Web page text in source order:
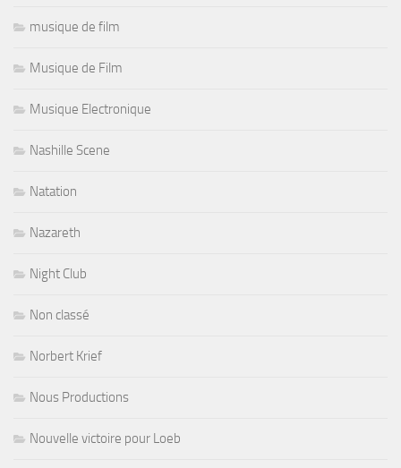
musique de film
Musique de Film
Musique Electronique
Nashille Scene
Natation
Nazareth
Night Club
Non classé
Norbert Krief
Nous Productions
Nouvelle victoire pour Loeb